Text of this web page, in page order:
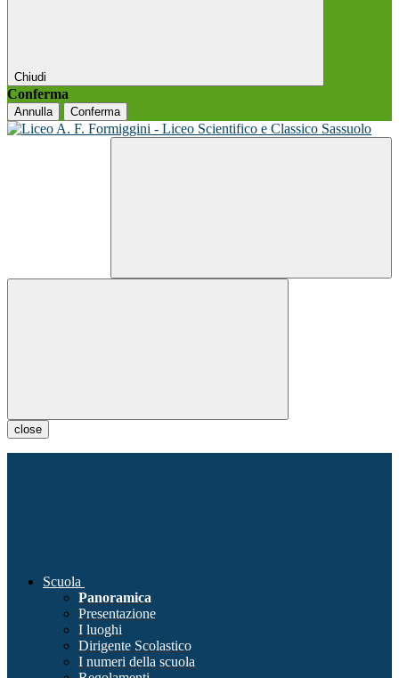
Chiudi
Conferma
Annulla Conferma
close
Scuola
Panoramica
Presentazione
I luoghi
Dirigente Scolastico
I numeri della scuola